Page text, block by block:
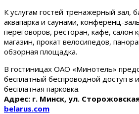
К услугам гостей тренажерный зал,
аквапарка и саунами, конференц-
переговоров, ресторан, кафе, салон
магазин, прокат велосипедов,
обзорная площадка.
В гостиницах ОАО «Минотель»
бесплатный беспроводной доступ в
бесплатная парковка.
Адрес: г. Минск, ул.
belarus.com